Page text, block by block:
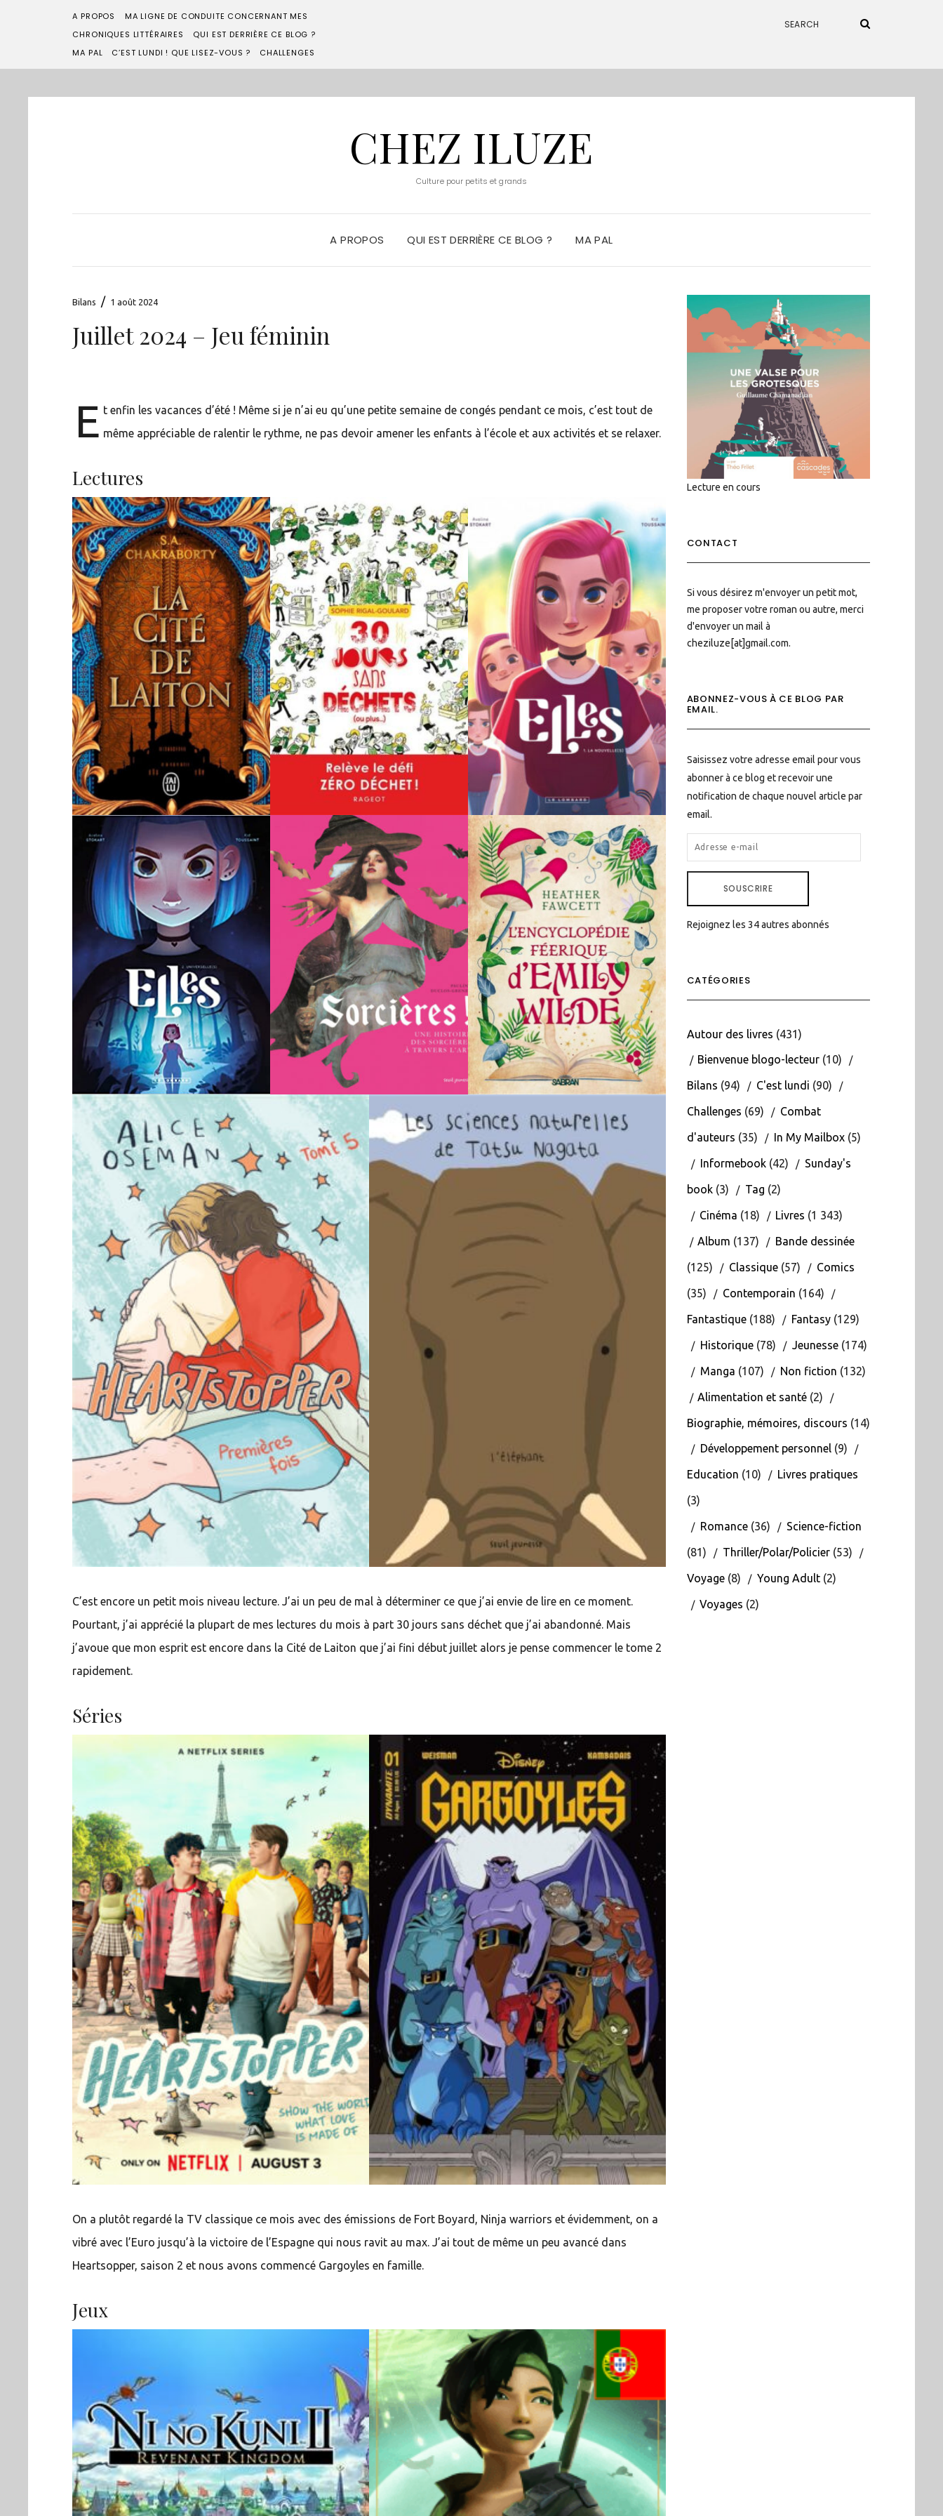
A PROPOS
MA LIGNE DE CONDUITE CONCERNANT MES
CHRONIQUES LITTÉRAIRES
QUI EST DERRIÈRE CE BLOG ?
MA PAL
C’EST LUNDI ! QUE LISEZ-VOUS ? CHALLENGES
CHEZ ILUZE
Culture pour petits et grands
A PROPOS QUI EST DERRIÈRE CE BLOG ? MA PAL
Bilans / 1 août 2024
Juillet 2024 – Jeu féminin
E t enfin les vacances d’été ! Même si je n’ai eu qu’une petite semaine de congés pendant ce mois, c’est tout de
même appréciable de ralentir le rythme, ne pas devoir amener les enfants à l’école et aux activités et se relaxer.
Lectures
C’est encore un petit mois niveau lecture. J’ai un peu de mal à déterminer ce que j’ai envie de lire en ce moment.
Pourtant, j’ai apprécié la plupart de mes lectures du mois à part 30 jours sans déchet que j’ai abandonné. Mais
j’avoue que mon esprit est encore dans la Cité de Laiton que j’ai fini début juillet alors je pense commencer le tome 2
rapidement.
Séries
On a plutôt regardé la TV classique ce mois avec des émissions de Fort Boyard, Ninja warriors et évidemment, on a
vibré avec l’Euro jusqu’à la victoire de l’Espagne qui nous ravit au max. J’ai tout de même un peu avancé dans
Heartsopper, saison 2 et nous avons commencé Gargoyles en famille.
Jeux
Lecture en cours
CONTACT
Si vous désirez m'envoyer un petit mot,
me proposer votre roman ou autre, merci
d'envoyer un mail à
cheziluze[at]gmail.com.
ABONNEZ-VOUS À CE BLOG PAR
EMAIL.
Saisissez votre adresse email pour vous
abonner à ce blog et recevoir une
notification de chaque nouvel article par
email.
ADRESSE
E-
SOUSCRIRE
Rejoignez les 34 autres abonnés
CATÉGORIES
Autour des livres (431)
Bienvenue blogo-lecteur(10)
Bilans (94) C'est lundi (90)
Challenges (69) Combat
d'auteurs (35) In My Mailbox(5)
Informebook(42) Sunday's
book(3) Tag (2)
Cinéma (18) Livres (1 343)
Album (137) Bande dessinée
(125) Classique(57) Comics
(35) Contemporain (164)
Fantastique(188) Fantasy(129)
Historique(78) Jeunesse(174)
Manga (107) Non fiction (132)
Alimentation et santé(2)
Biographie, mémoires, discours (14)
Développement personnel(9)
Education (10) Livres pratiques
(3)
Romance(36) Science-fiction
(81) Thriller/Polar/Policier(53)
Voyage(8) Young Adult(2)
Voyages (2)